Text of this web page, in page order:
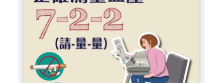
人日益西化的飲食和生活習慣之下，心臟疾病成為
第一名的致命原因，也是可以預期。